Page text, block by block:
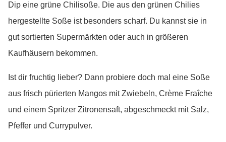
Dip eine grüne Chilisoße. Die aus den grünen Chilies
hergestellte Soße ist besonders scharf. Du kannst sie in
gut sortierten Supermärkten oder auch in größeren
Kaufhäusern bekommen.
Ist dir fruchtig lieber? Dann probiere doch mal eine Soße
aus frisch pürierten Mangos mit Zwiebeln, Crème Fraîche
und einem Spritzer Zitronensaft, abgeschmeckt mit Salz,
Pfeffer und Currypulver.